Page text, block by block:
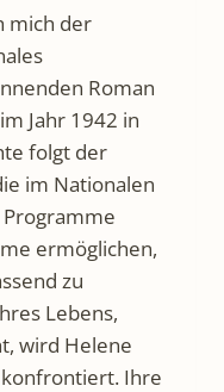
mich der
Roman
Jahr 1942 in
folgt der
im Nationalen
ermöglichen,
zu
Lebens,
wird Helene
Ihre